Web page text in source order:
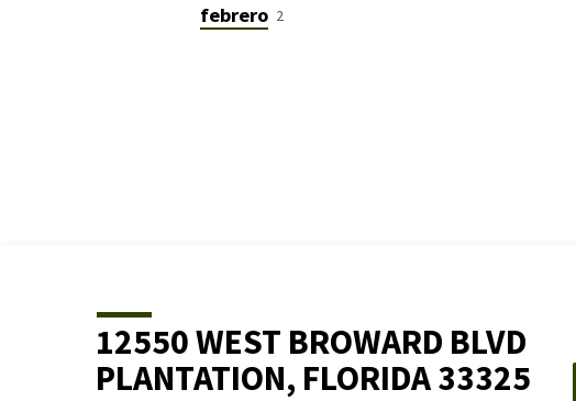
febrero 2
12550 WEST BROWARD BLVD
PLANTATION, FLORIDA 33325